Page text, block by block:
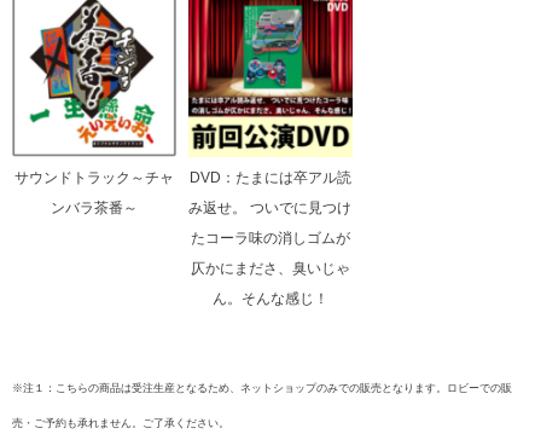
サウンドトラック～チャ
ンバラ茶番～
DVD：たまには卒アル読
み返せ。 ついでに見つけ
たコーラ味の消しゴムが
仄かにまださ、臭いじゃ
ん。そんな感じ！
※注１：こちらの商品は受注生産となるため、ネットショップのみでの販売となります。ロビーでの販
売・ご予約も承れません。ご了承ください。